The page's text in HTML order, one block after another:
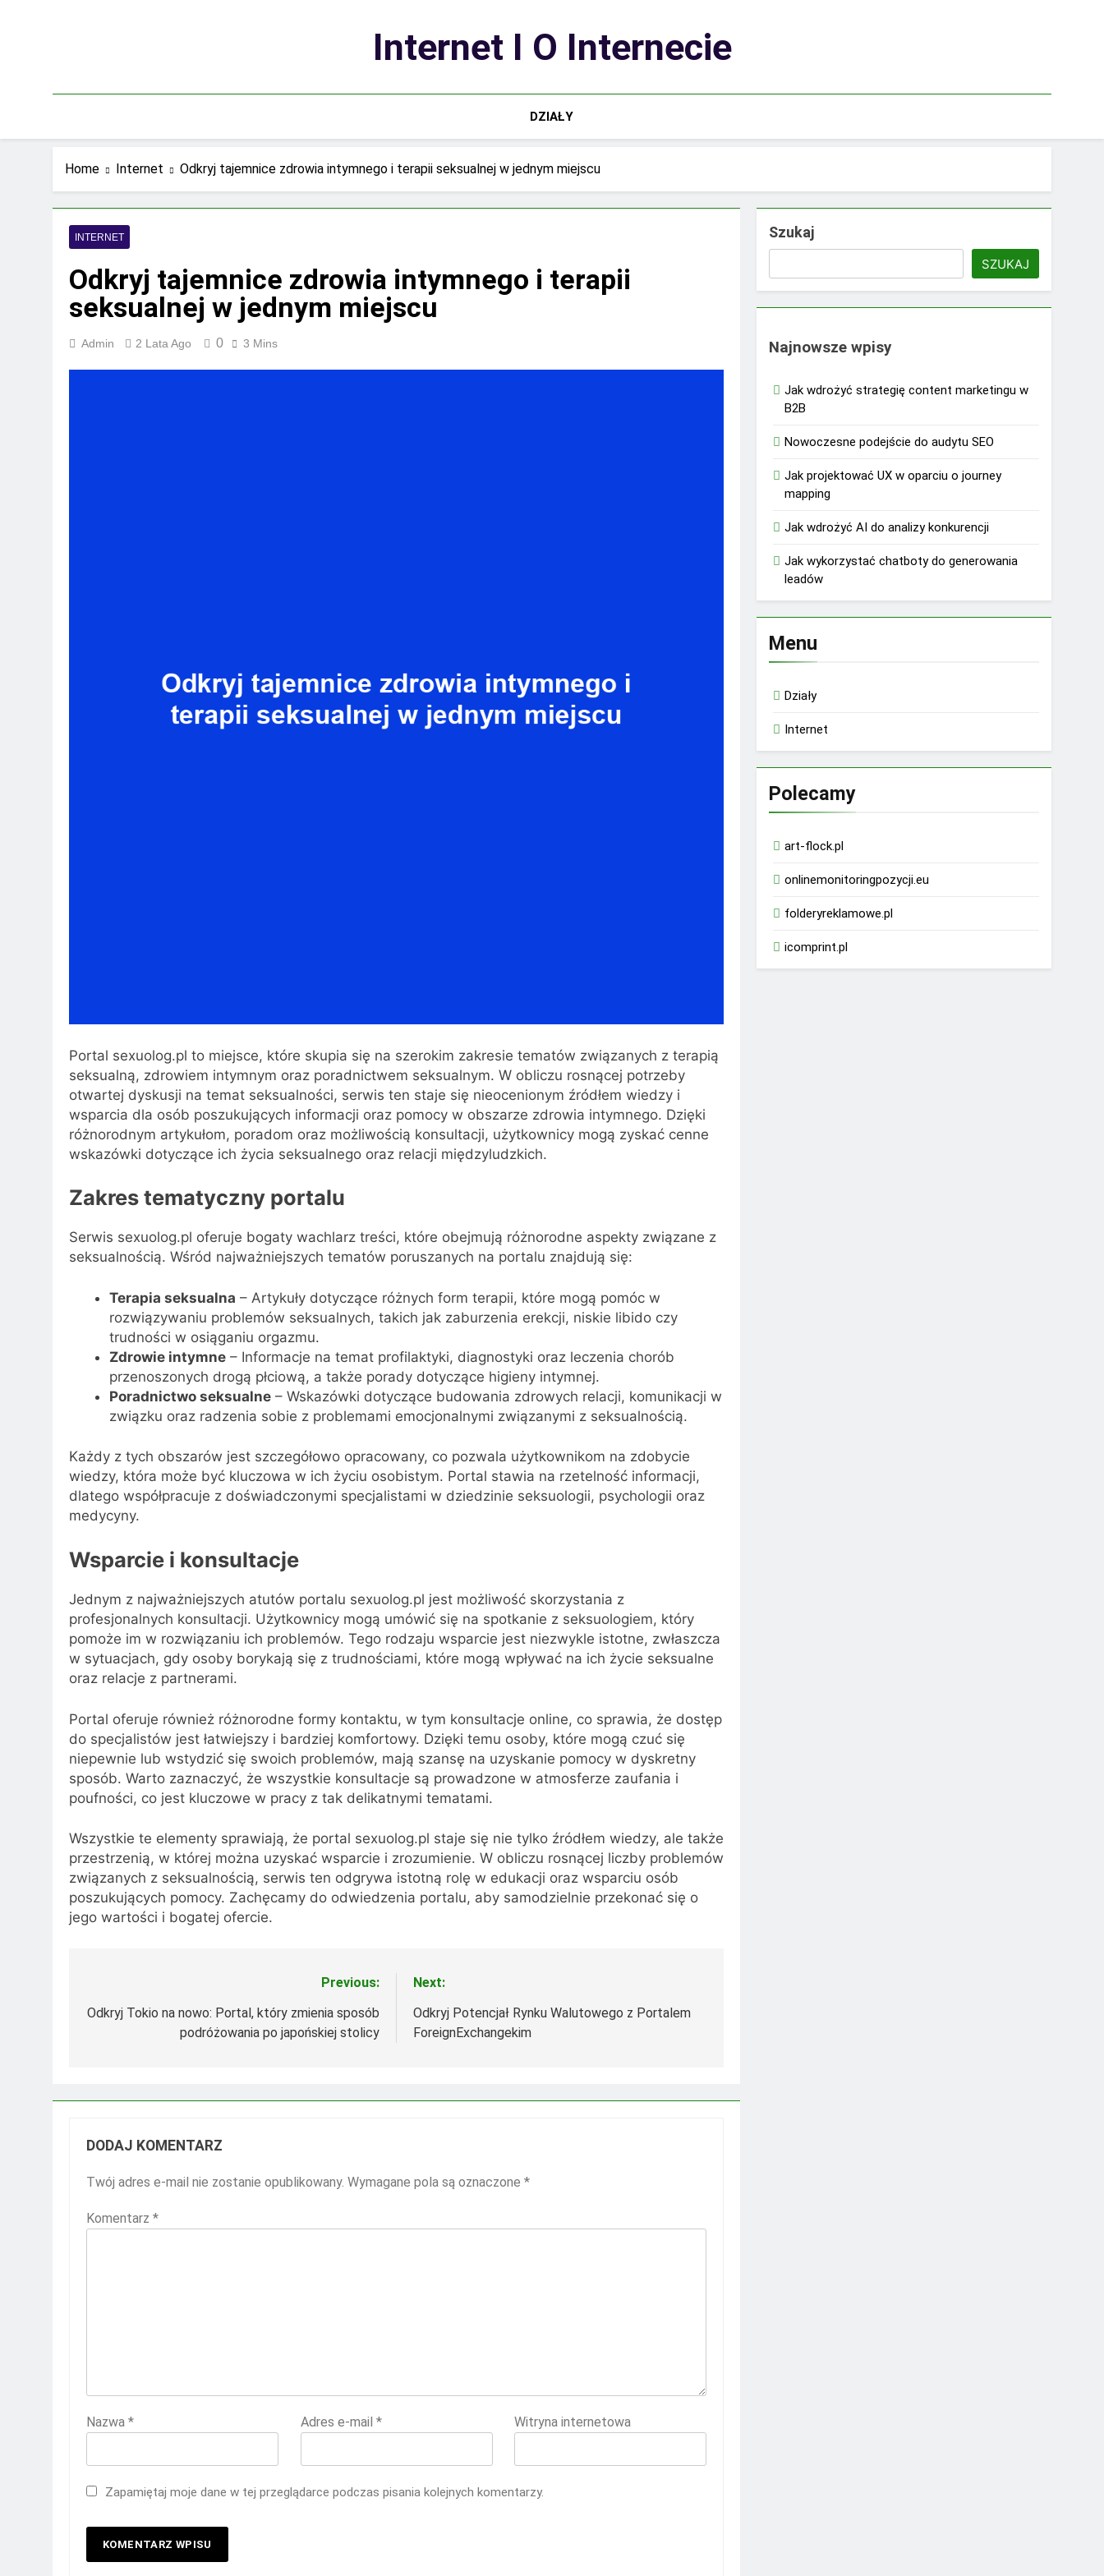
Internet I O Internecie
DZIAŁY
Home Internet Odkryj tajemnice zdrowia intymnego i terapii seksualnej w jednym miejscu
INTERNET
Odkryj tajemnice zdrowia intymnego i terapii
seksualnej w jednym miejscu
Admin 2 Lata Ago 0 3 Mins
Portal sexuolog.pl to miejsce, które skupia się na szerokim zakresie tematów związanych z terapią
seksualną, zdrowiem intymnym oraz poradnictwem seksualnym. W obliczu rosnącej potrzeby
otwartej dyskusji na temat seksualności, serwis ten staje się nieocenionym źródłem wiedzy i
wsparcia dla osób poszukujących informacji oraz pomocy w obszarze zdrowia intymnego. Dzięki
różnorodnym artykułom, poradom oraz możliwością konsultacji, użytkownicy mogą zyskać cenne
wskazówki dotyczące ich życia seksualnego oraz relacji międzyludzkich.
Zakres tematyczny portalu
Serwis sexuolog.pl oferuje bogaty wachlarz treści, które obejmują różnorodne aspekty związane z
seksualnością. Wśród najważniejszych tematów poruszanych na portalu znajdują się:
Terapia seksualna – Artykuły dotyczące różnych form terapii, które mogą pomóc w
rozwiązywaniu problemów seksualnych, takich jak zaburzenia erekcji, niskie libido czy
trudności w osiąganiu orgazmu.
Zdrowie intymne– Informacje na temat profilaktyki, diagnostyki oraz leczenia chorób
przenoszonych drogą płciową, a także porady dotyczące higieny intymnej.
Poradnictwo seksualne– Wskazówki dotyczące budowania zdrowych relacji, komunikacji w
związku oraz radzenia sobie z problemami emocjonalnymi związanymi z seksualnością.
Każdy z tych obszarów jest szczegółowo opracowany, co pozwala użytkownikom na zdobycie
wiedzy, która może być kluczowa w ich życiu osobistym. Portal stawia na rzetelność informacji,
dlatego współpracuje z doświadczonymi specjalistami w dziedzinie seksuologii, psychologii oraz
medycyny.
Wsparcie i konsultacje
Jednym z najważniejszych atutów portalu sexuolog.pl jest możliwość skorzystania z
profesjonalnych konsultacji. Użytkownicy mogą umówić się na spotkanie z seksuologiem, który
pomoże im w rozwiązaniu ich problemów. Tego rodzaju wsparcie jest niezwykle istotne, zwłaszcza
w sytuacjach, gdy osoby borykają się z trudnościami, które mogą wpływać na ich życie seksualne
oraz relacje z partnerami.
Portal oferuje również różnorodne formy kontaktu, w tym konsultacje online, co sprawia, że dostęp
do specjalistów jest łatwiejszy i bardziej komfortowy. Dzięki temu osoby, które mogą czuć się
niepewnie lub wstydzić się swoich problemów, mają szansę na uzyskanie pomocy w dyskretny
sposób. Warto zaznaczyć, że wszystkie konsultacje są prowadzone w atmosferze zaufania i
poufności, co jest kluczowe w pracy z tak delikatnymi tematami.
Wszystkie te elementy sprawiają, że portal sexuolog.pl staje się nie tylko źródłem wiedzy, ale także
przestrzenią, w której można uzyskać wsparcie i zrozumienie. W obliczu rosnącej liczby problemów
związanych z seksualnością, serwis ten odgrywa istotną rolę w edukacji oraz wsparciu osób
poszukujących pomocy. Zachęcamy do odwiedzenia portalu, aby samodzielnie przekonać się o
jego wartości i bogatej ofercie.
wpisu
Previous:
Odkryj Tokio na nowo: Portal, który zmienia sposób
podróżowania po japońskiej stolicy
Next:
Odkryj Potencjał Rynku Walutowego z Portalem
ForeignExchangekim
DODAJ KOMENTARZ
Twój adres e-mail nie zostanie opublikowany. Wymagane pola są oznaczone *
Komentarz *
Nazwa * Adres e-mail * Witryna internetowa
Zapamiętaj moje dane w tej przeglądarce podczas pisania kolejnych komentarzy.
Szukaj
SZUKAJ
Najnowsze wpisy
Jak wdrożyć strategię content marketingu w
B2B
Nowoczesne podejście do audytu SEO
Jak projektować UX w oparciu o journey
mapping
Jak wdrożyć AI do analizy konkurencji
Jak wykorzystać chatboty do generowania
leadów
Menu
Działy
Internet
Polecamy
art-flock.pl
onlinemonitoringpozycji.eu
folderyreklamowe.pl
icomprint.pl